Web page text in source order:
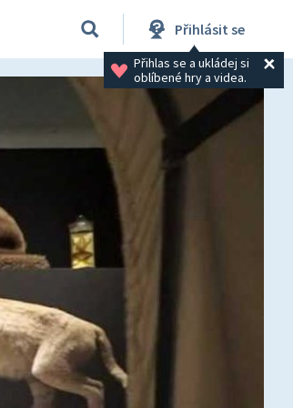
Přihlásit se
Přihlas se a ukládej si
oblíbené hry a videa.